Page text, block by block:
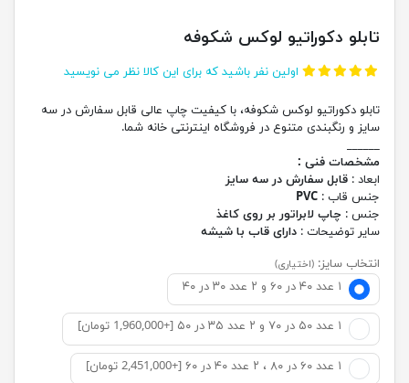
تابلو دکوراتیو لوکس شکوفه
اولین نفر باشید که برای این کالا نظر می نویسید
تابلو دکوراتیو لوکس شکوفه، با کیفیت چاپ عالی قابل سفارش در سه
سایز و رنگبندی متنوع در فروشگاه اینترنتی خانه شما.
______
مشخصات فنی :
ابعاد : قابل سفارش در سه سایز
جنس قاب : PVC
جنس : چاپ لابراتور بر روی کاغذ
سایر توضیحات : دارای قاب با شیشه
انتخاب سایز: (اختیاری)
۱ عدد ۴۰ در ۶۰ و ۲ عدد ۳۰ در ۴۰
۱ عدد ۵۰ در ۷۰ و ۲ عدد ۳۵ در ۵۰ [+1,960,000 تومان]
۱ عدد ۶۰ در ۸۰ ، ۲ عدد ۴۰ در ۶۰ [+2,451,000 تومان]